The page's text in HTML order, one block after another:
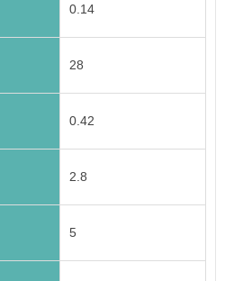
0.14
28
0.42
2.8
5